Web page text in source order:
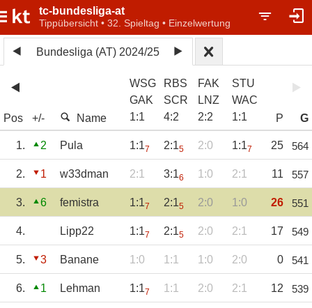
tc-bundesliga-at
Tippübersicht • 32. Spieltag • Einzelwertung
Bundesliga (AT) 2024/25
Pos +/- Name
WSG
GAK
1:1
RBS
SCR
4:2
FAK
LNZ
2:2
STU
WAC
1:1 P G
1. 2 Pula 1:17 2:15 2:0 1:17 25 564
2. 1 w33dman 2:1 3:16 1:0 2:1 11 557
3. 6 femistra 1:17 2:15 2:0 1:0 26 551
4. Lipp22 1:17 2:15 2:0 2:1 17 549
5. 3 Banane 1:0 1:1 1:0 2:0 0 541
6. 1 Lehman 1:17 1:1 2:0 2:1 12 539